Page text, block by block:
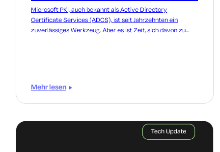
Microsoft PKI, auch bekannt als Active Directory
Certificate Services (ADCS), ist seit Jahrzehnten ein
zuverlässiges Werkzeug. Aber es ist Zeit, sich davon zu
Mehr lesen